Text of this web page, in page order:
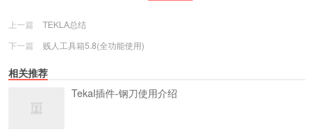
上一篇
TEKLA总结
下一篇
贱人工具箱5.8(全功能使用)
相关推荐
Tekal插件-钢刀使用介绍